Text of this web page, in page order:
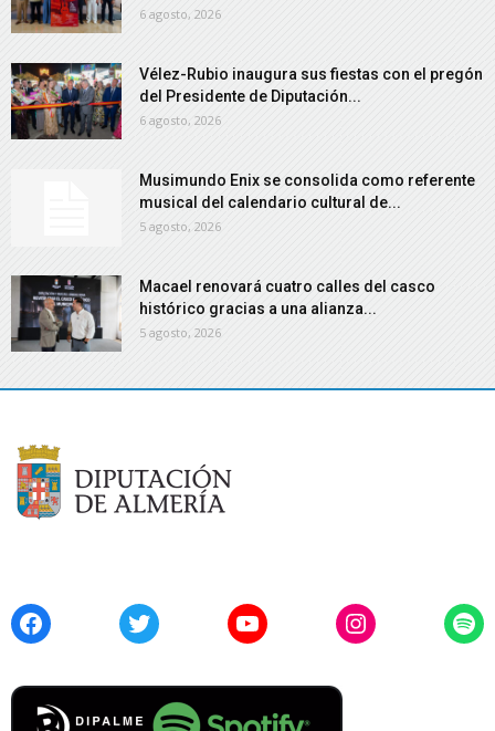
6 agosto, 2026
Vélez-Rubio inaugura sus fiestas con el pregón
del Presidente de Diputación...
6 agosto, 2026
Musimundo Enix se consolida como referente
musical del calendario cultural de...
5 agosto, 2026
Macael renovará cuatro calles del casco
histórico gracias a una alianza...
5 agosto, 2026
FacebookTwitter YouTubeInstagram